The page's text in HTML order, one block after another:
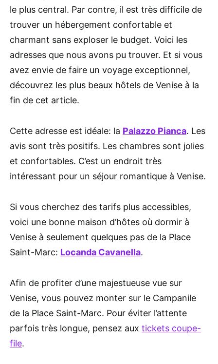
le plus central. Par contre, il est très difficile de
trouver un hébergement confortable et
charmant sans exploser le budget. Voici les
adresses que nous avons pu trouver. Et si vous
avez envie de faire un voyage exceptionnel,
découvrez les plus beaux hôtels de Venise à la
fin de cet article.
Cette adresse est idéale: la Palazzo Pianca. Les
avis sont très positifs. Les chambres sont jolies
et confortables. C’est un endroit très
intéressant pour un séjour romantique à Venise.
Si vous cherchez des tarifs plus accessibles,
voici une bonne maison d’hôtes où dormir à
Venise à seulement quelques pas de la Place
Saint-Marc: Locanda Cavanella.
Afin de profiter d’une majestueuse vue sur
Venise, vous pouvez monter sur le Campanile
de la Place Saint-Marc. Pour éviter l’attente
parfois très longue, pensez aux tickets coupe-
file.